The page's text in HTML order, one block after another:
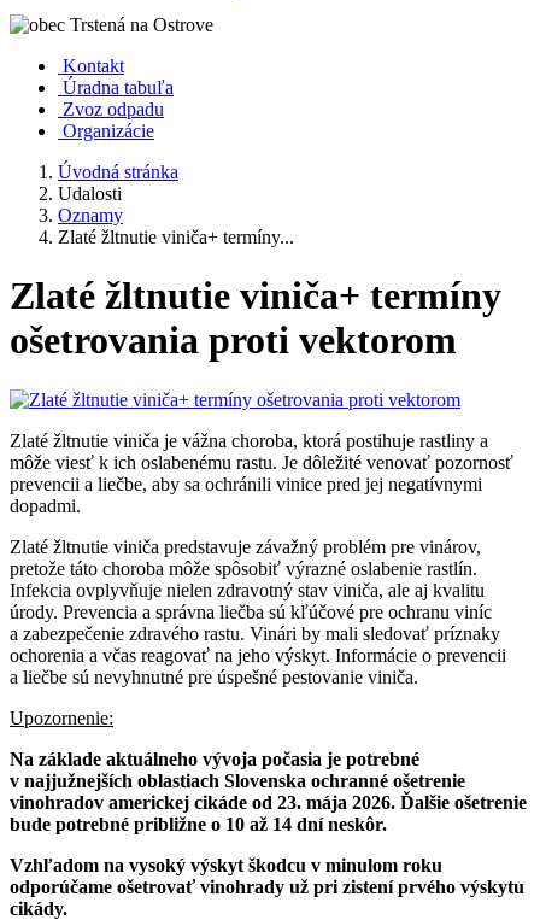
Kontakt
Úradna tabuľa
Zvoz odpadu
Organizácie
Úvodná stránka
Udalosti
Oznamy
Zlaté žltnutie viniča+ termíny...
Zlaté žltnutie viniča+ termíny
ošetrovania proti vektorom
Zlaté žltnutie viniča je vážna choroba, ktorá postihuje rastliny a
môže viesť k ich oslabenému rastu. Je dôležité venovať pozornosť
prevencii a liečbe, aby sa ochránili vinice pred jej negatívnymi
dopadmi.
Zlaté žltnutie viniča predstavuje závažný problém pre vinárov,
pretože táto choroba môže spôsobiť výrazné oslabenie rastlín.
Infekcia ovplyvňuje nielen zdravotný stav viniča, ale aj kvalitu
úrody. Prevencia a správna liečba sú kľúčové pre ochranu viníc
a zabezpečenie zdravého rastu. Vinári by mali sledovať príznaky
ochorenia a včas reagovať na jeho výskyt. Informácie o prevencii
a liečbe sú nevyhnutné pre úspešné pestovanie viniča.
Upozornenie:
Na základe aktuálneho vývoja počasia je potrebné
v najjužnejších oblastiach Slovenska ochranné ošetrenie
vinohradov americkej cikáde od 23. mája 2026. Ďalšie ošetrenie
bude potrebné približne o 10 až 14 dní neskôr.
Vzhľadom na vysoký výskyt škodcu v minulom roku
odporúčame ošetrovať vinohrady už pri zistení prvého výskytu
cikády.